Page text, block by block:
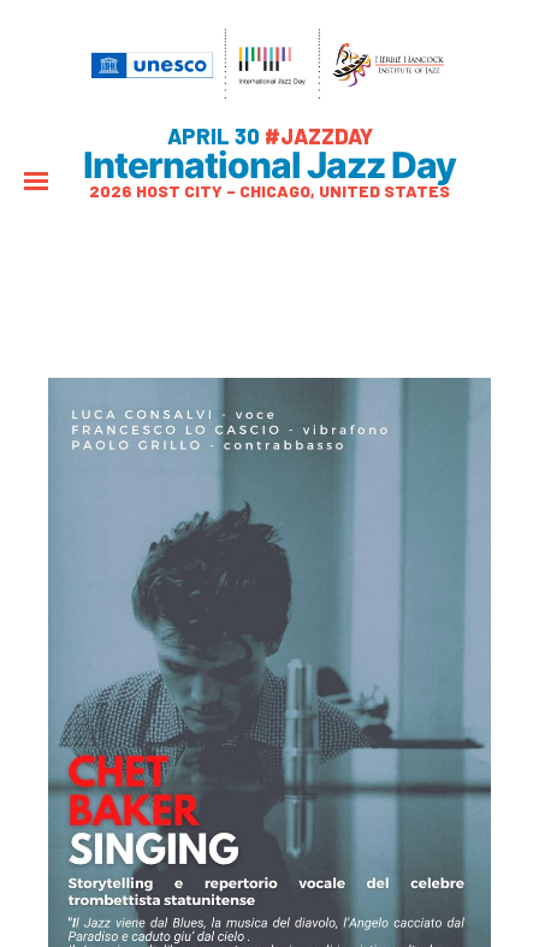
APRIL 30 #JAZZDAY
International Jazz Day
2026 HOST CITY – CHICAGO, UNITED STATES